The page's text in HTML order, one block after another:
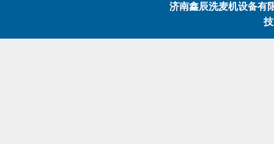
济南鑫辰洗麦机设备